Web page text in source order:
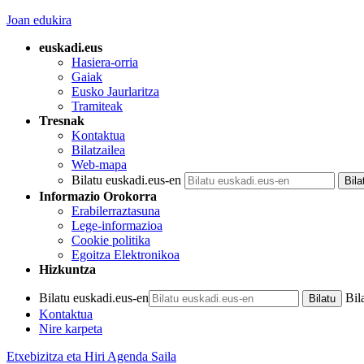
Joan edukira
euskadi.eus
Hasiera-orria
Gaiak
Eusko Jaurlaritza
Tramiteak
Tresnak
Kontaktua
Bilatzailea
Web-mapa
Bilatu euskadi.eus-en
Informazio Orokorra
Erabilerraztasuna
Lege-informazioa
Cookie politika
Egoitza Elektronikoa
Hizkuntza
Bilatu euskadi.eus-en
Kontaktua
Nire karpeta
Etxebizitza eta Hiri Agenda Saila